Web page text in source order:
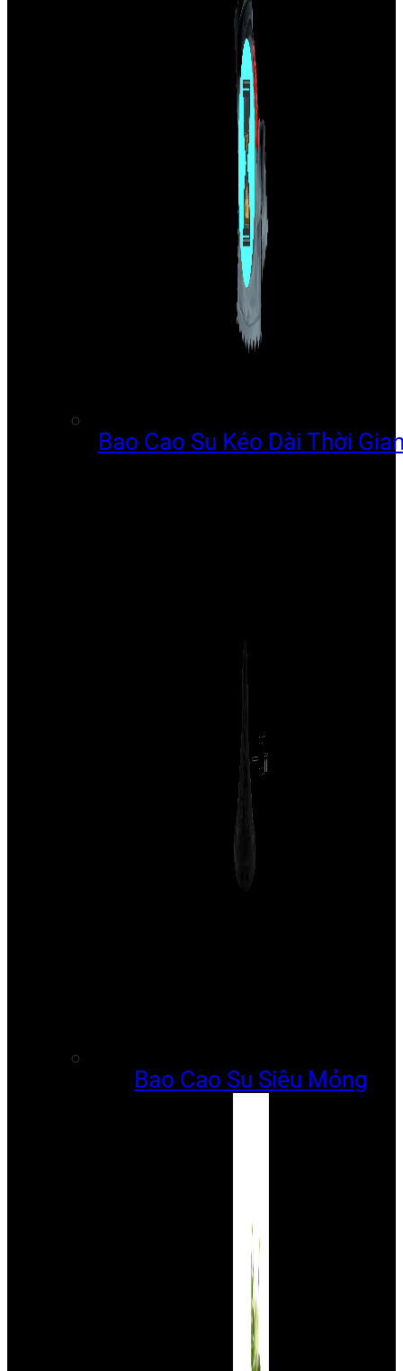
Bao Cao Su Kéo Dài Thời
Bao Cao Su Siêu Mỏng